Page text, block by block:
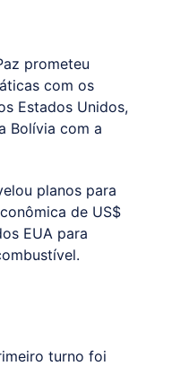
prometeu
com os
Estados Unidos,
Bolívia com a
planos para
de US$
EUA para
turno foi